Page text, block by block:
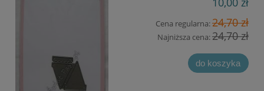
Cena regularna:24,70 zł
Najniższa cena:24,70 zł
do koszyka